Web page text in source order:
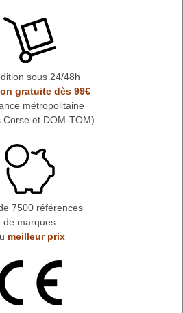
sous 24/48h
gratuite dès 99€
métropolitaine
Corse et DOM-TOM)
7500 références
de marques
meilleur prix